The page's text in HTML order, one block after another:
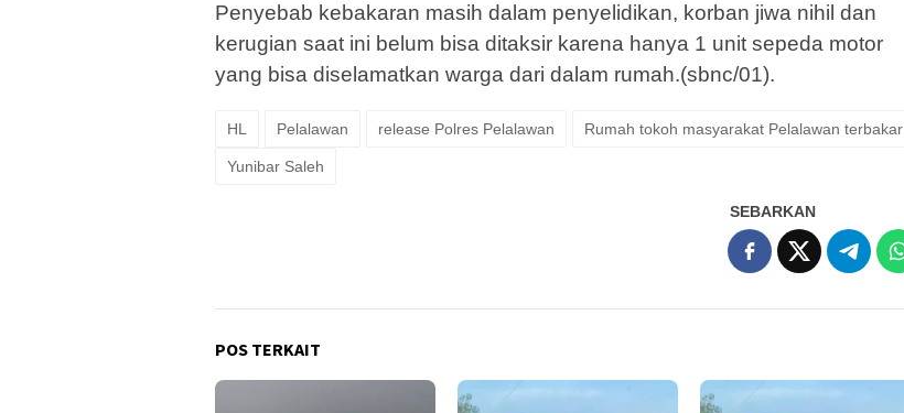
Penyebab kebakaran masih dalam penyelidikan, korban jiwa nihil dan
kerugian saat ini belum bisa ditaksir karena hanya 1 unit sepeda motor
yang bisa diselamatkan warga dari dalam rumah.(sbnc/01).
HL Pelalawan release Polres Pelalawan Rumah tokoh masyarakat Pelalawan terbakar
Yunibar Saleh
SEBARKAN
POS TERKAIT